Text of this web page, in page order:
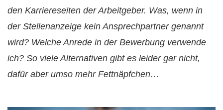
den Karriereseiten der Arbeitgeber. Was, wenn in
der Stellenanzeige kein Ansprechpartner genannt
wird? Welche Anrede in der Bewerbung verwende
ich? So viele Alternativen gibt es leider gar nicht,
dafür aber umso mehr Fettnäpfchen…